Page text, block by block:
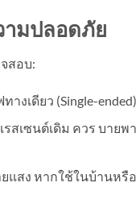
ามปลอดภัย
สอบ:
างเดียว (Single-
สเซนต์เดิม ควร บาย
แสง หากใช้ในบ้านห